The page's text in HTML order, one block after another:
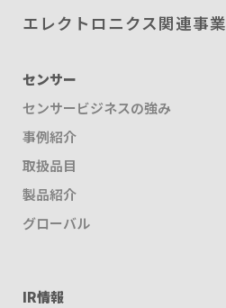
エレクトロニクス関連事業
センサー
センサービジネスの強み
事例紹介
取扱品目
製品紹介
グローバル
IR情報